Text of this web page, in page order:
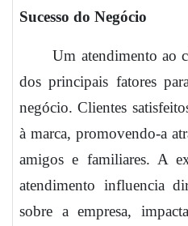
Sucesso do Negócio
Um atendimento ao
dos principais fatores
negócio. Clientes
à marca, promovendo-a
amigos e familiares. A
atendimento influencia
sobre a empresa,